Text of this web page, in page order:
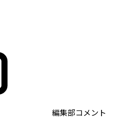
編集部コメント